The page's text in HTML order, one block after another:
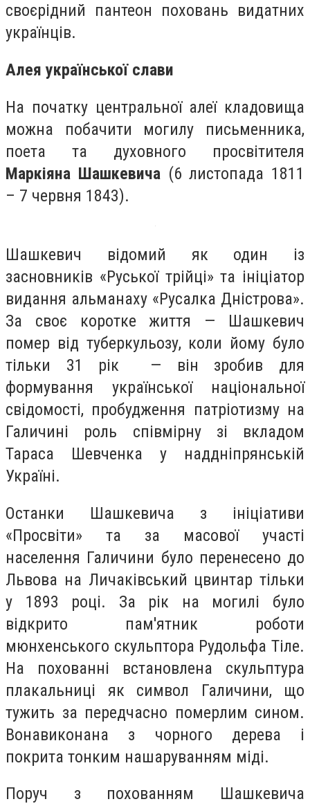
своєрідний пантеон поховань видатних
українців.
Алея української слави
На початку центральної алеї кладовища
можна побачити могилу письменника,
поета та духовного просвітителя
Маркіяна Шашкевича (6 листопада 1811
– 7 червня 1843).
Шашкевич відомий як один із
засновників «Руської трійці» та ініціатор
видання альманаху «Русалка Дністрова».
За своє коротке життя — Шашкевич
помер від туберкульозу, коли йому було
тільки 31 рік — він зробив для
формування української національної
свідомості, пробудження патріотизму на
Галичині роль співмірну зі вкладом
Тараса Шевченка у наддніпрянській
Україні.
Останки Шашкевича з ініціативи
«Просвіти» та за масової участі
населення Галичини було перенесено до
Львова на Личаківський цвинтар тільки
у 1893 році. За рік на могилі було
відкрито пам'ятник роботи
мюнхенського скульптора Рудольфа Тіле.
На похованні встановлена скульптура
плакальниці як символ Галичини, що
тужить за передчасно померлим сином.
Вонавиконана з чорного дерева і
покрита тонким нашаруванням міді.
Поруч з похованням Шашкевича